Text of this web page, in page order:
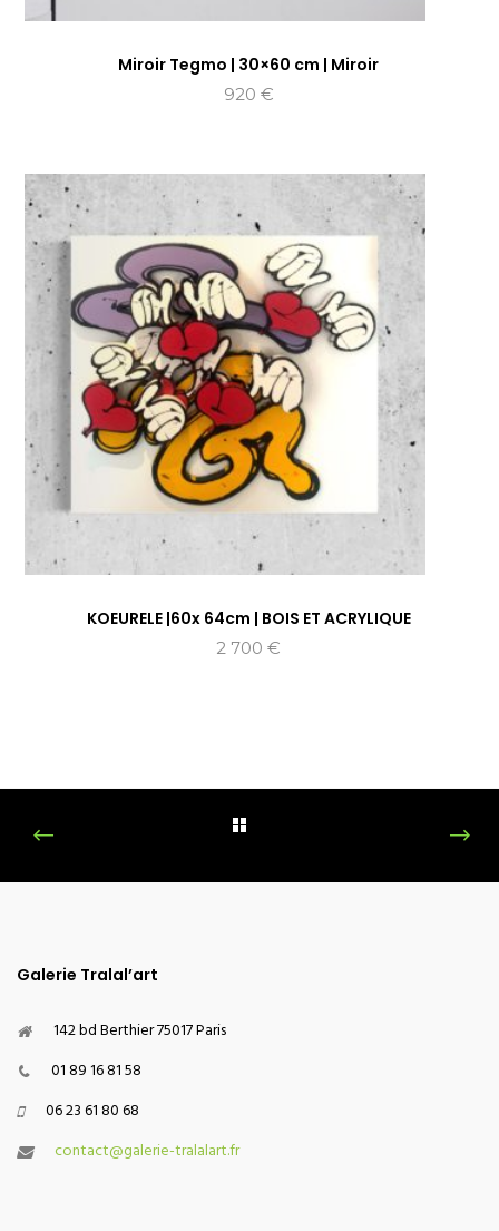
Miroir Tegmo | 30×60 cm | Miroir
920 €
KOEURELE |60x 64cm | BOIS ET ACRYLIQUE
2 700€
Galerie Tralal’art
142 bd Berthier 75017 Paris
01 89 16 81 58
06 23 61 80 68
contact@galerie-tralalart.fr